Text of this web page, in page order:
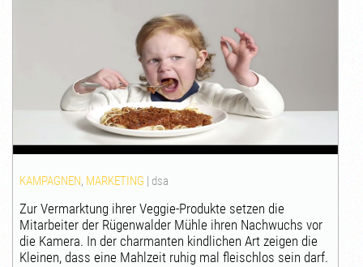
KAMPAGNEN, MARKETING | dsa
Zur Vermarktung ihrer Veggie-Produkte setzen die
Mitarbeiter der Rügenwalder Mühle ihren Nachwuchs vor
die Kamera. In der charmanten kindlichen Art zeigen die
Kleinen, dass eine Mahlzeit ruhig mal fleischlos sein darf.